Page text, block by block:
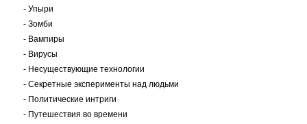
- Упыри
- Зомби
- Вампиры
- Вирусы
- Несуществующие технологии
- Секретные эксперименты над людьми
- Политические интриги
- Путешествия во времени